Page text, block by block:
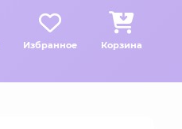
Избранное Корзина